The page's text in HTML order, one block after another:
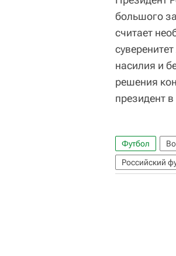
большого
считает
насилия и
решения
президент
Футбол
Российский